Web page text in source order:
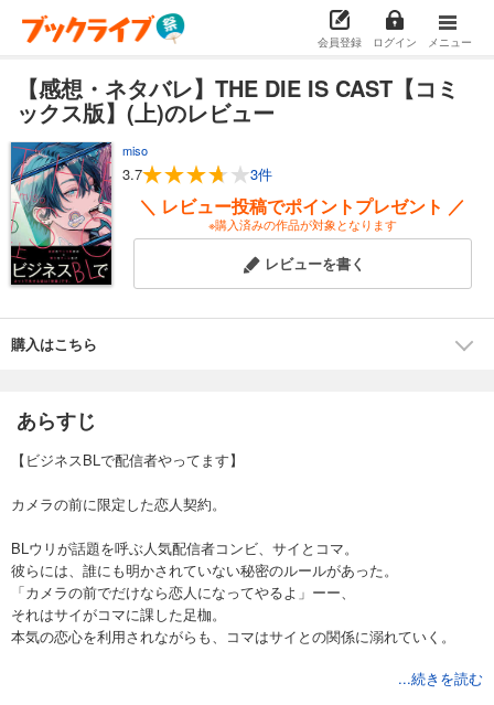
会員登録 ログイン メニュー
【感想・ネタバレ】THE DIE IS CAST【コミ
ックス版】(上)のレビュー
miso
3.7 3件
＼ レビュー投稿でポイントプレゼント ／
※購入済みの作品が対象となります
レビューを書く
購入はこちら
あらすじ
【ビジネスBLで配信者やってます】
カメラの前に限定した恋人契約。
BLウリが話題を呼ぶ人気配信者コンビ、サイとコマ。
彼らには、誰にも明かされていない秘密のルールがあった。
「カメラの前でだけなら恋人になってやるよ」ーー、
それはサイがコマに課した足枷。
本気の恋心を利用されながらも、コマはサイとの関係に溺れていく。
...続きを読む